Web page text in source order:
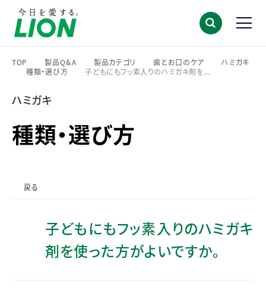
TOP
>
製品Q＆A
>
製品カテゴリ
>
歯とお口のケア
ハミガキ
種類・選び方
子どもにもフッ素入りのハミガキ剤を...
ハミガキ
種類・選び方
戻る
子どもにもフッ素入りのハミガキ
剤を使った方がよいですか。